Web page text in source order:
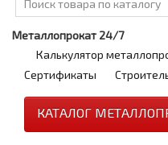
Металлопрокат 24/7
Калькулятор
Сертификаты
КАТАЛОГ